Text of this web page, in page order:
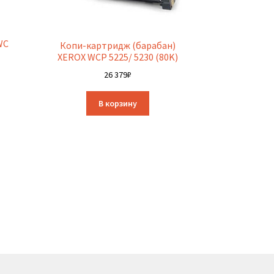
Копи-картридж (барабан)
XEROX WCP 5225/ 5230 (80K)
26 379₽
В корзину